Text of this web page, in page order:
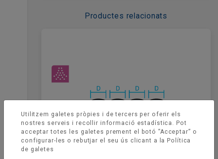
Productes relacionats
Utilitzem galetes pròpies i de tercers per oferir els
nostres serveis i recollir informació estadística. Pot
acceptar totes les galetes prement el botó ”Acceptar” o
configurar-les o rebutjar el seu ús clicant a la Política
de galetes